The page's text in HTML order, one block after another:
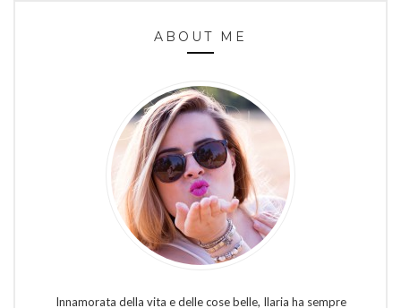
ABOUT ME
Innamorata della vita e delle cose belle, Ilaria ha sempre